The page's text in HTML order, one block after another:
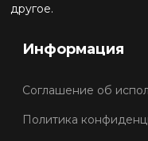
другое.
Информация
Соглашение об
Политика